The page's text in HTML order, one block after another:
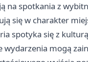
na spotkania z
się w charakter
spotyka się z
wydarzenia mogą